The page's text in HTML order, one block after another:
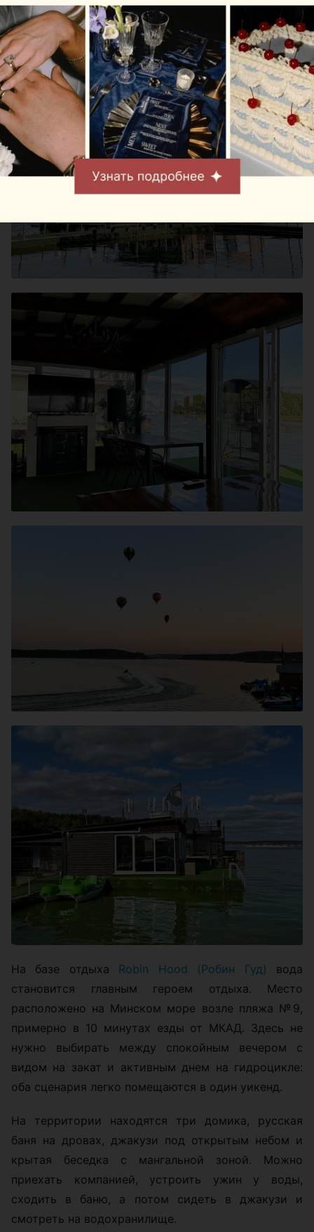
париться и кататься на
гидроцикле
На базе отдыха Robin Hood (Робин Гуд) вода
становится главным героем отдыха. Место
расположено на Минском море возле пляжа №9,
примерно в 10 минутах езды от МКАД. Здесь не
нужно выбирать между спокойным вечером с
видом на закат и активным днем на гидроцикле:
оба сценария легко помещаются в один уикенд.
На территории находятся три домика, русская
баня на дровах, джакузи под открытым небом и
крытая беседка с мангальной зоной. Можно
приехать компанией, устроить ужин у воды,
сходить в баню, а потом сидеть в джакузи и
смотреть на водохранилище.